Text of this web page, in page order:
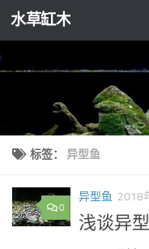
跳至内容
水草缸木
标签： 异型鱼
0
异型鱼 2018
浅谈异